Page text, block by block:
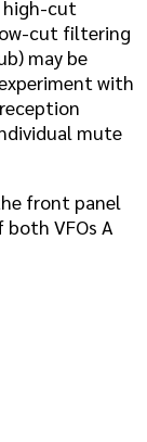
high-cut
cut filtering
may be
with
mute
front panel
VFOs A